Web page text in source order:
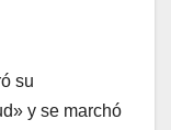
su
y se marchó